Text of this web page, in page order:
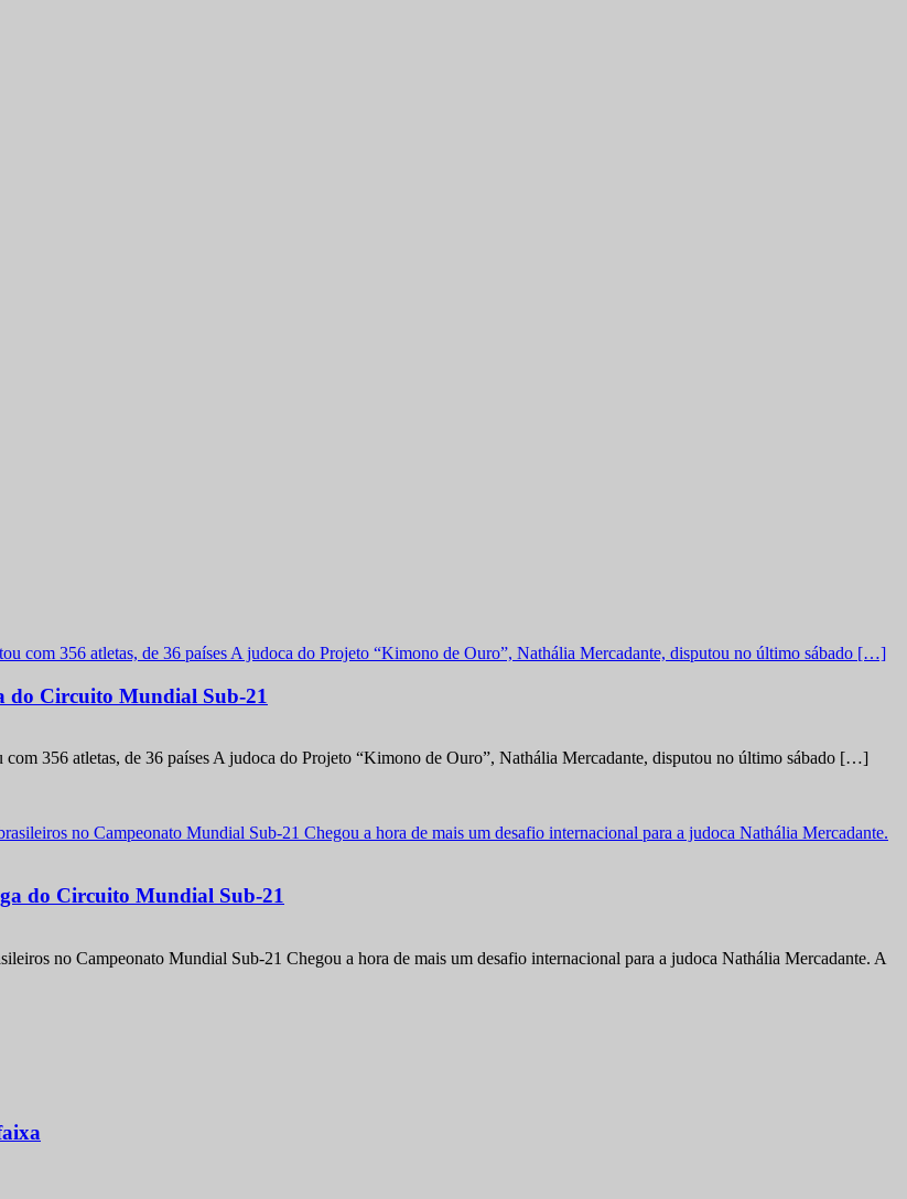
do Circuito Mundial Sub-21
com 356 atletas, de 36 países A judoca do Projeto “Kimono de Ouro”, Nathália Mercadante, disputou no último sábado […]
do Circuito Mundial Sub-21
no Campeonato Mundial Sub-21 Chegou a hora de mais um desafio internacional para a judoca Nathália Mercadante. A